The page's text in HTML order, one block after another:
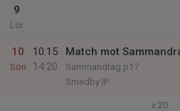
9
Lör
10
Sön
10:15
14:20
Match mot
Sammandrag p17
Smedby IP
v.20